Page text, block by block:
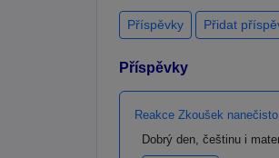
Příspěvky Přidat
Příspěvky
Reakce Zkoušek
Dobrý den, češtinu i